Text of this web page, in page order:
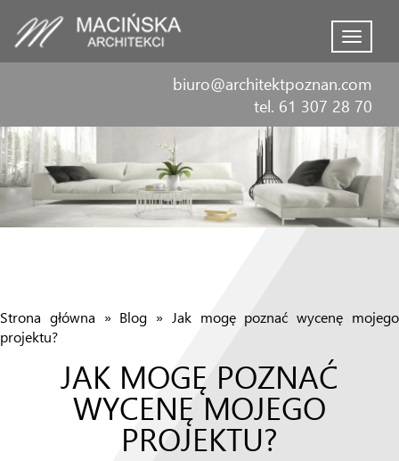
Menu
biuro@architektpoznan.com
tel. 61 307 28 70
Strona główna » Blog » Jak mogę poznać wycenę mojego
projektu?
JAK MOGĘ POZNAĆ
WYCENĘ MOJEGO
PROJEKTU?